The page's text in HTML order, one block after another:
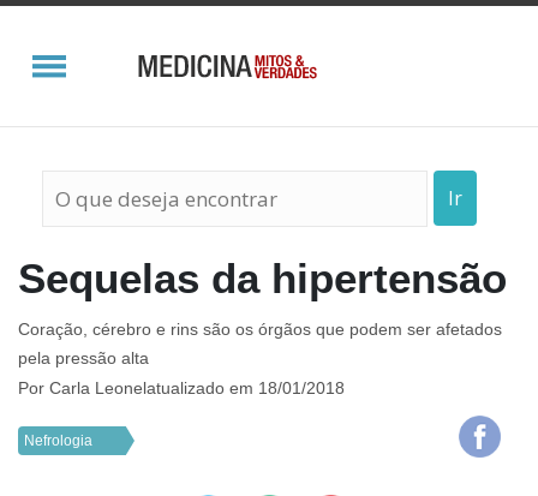
Ir
Sequelas da hipertensão
Coração, cérebro e rins são os órgãos que podem ser afetados
pela pressão alta
Por Carla Leonelatualizado em 18/01/2018
Nefrologia